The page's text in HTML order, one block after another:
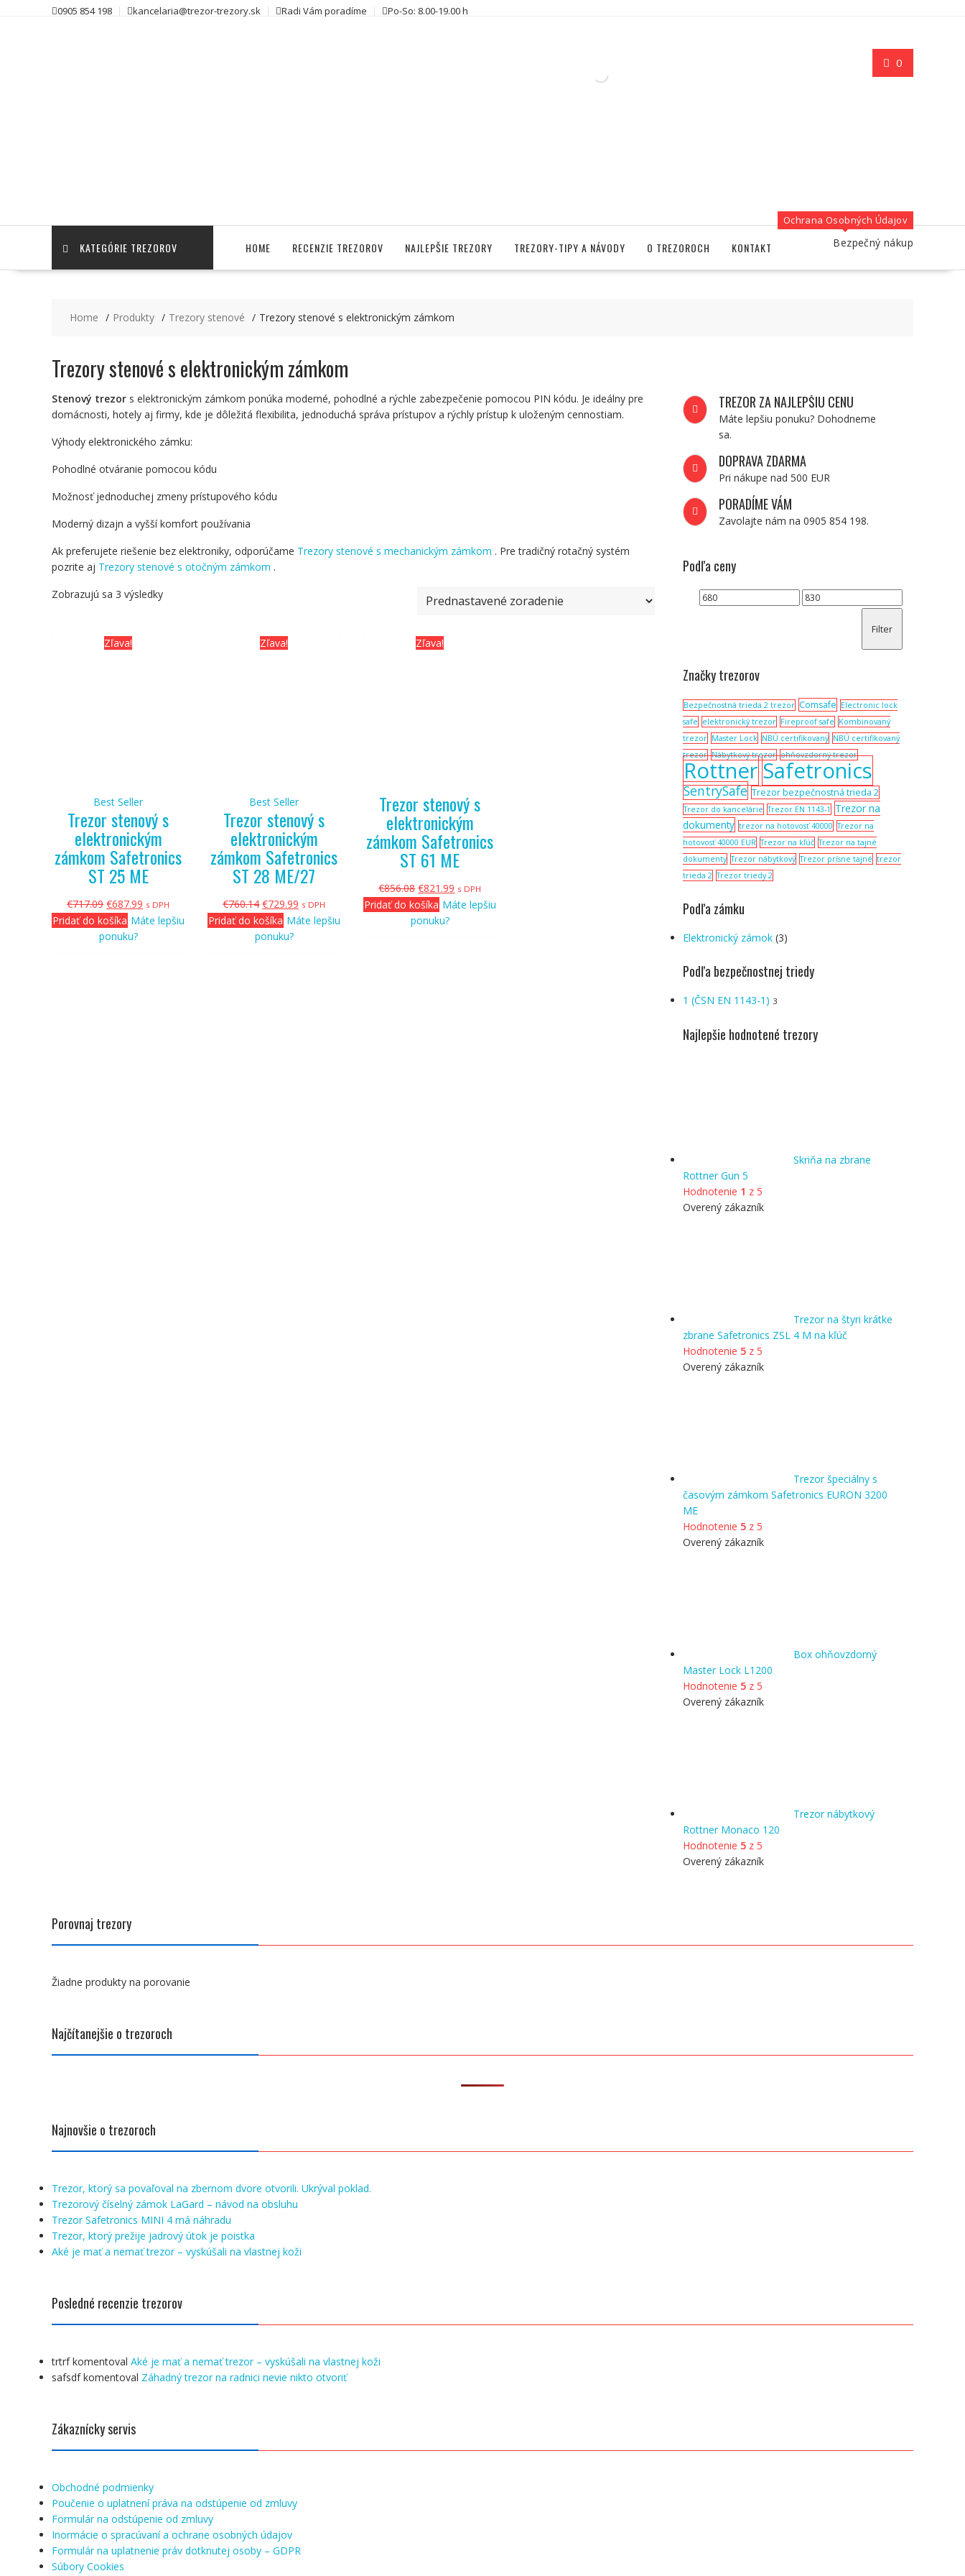
0905 854 198 kancelaria@trezor-trezory.sk Radi Vám poradíme Po-So: 8.00-19.00 h
0
KATEGÓRIE TREZOROV HOME RECENZIE TREZOROV NAJLEPŠIE TREZORY TREZORY-TIPY A NÁVODY O TREZOROCH KONTAKT
Ochrana Osobných Údajov
Bezpečný nákup
Home Produkty Trezory stenové Trezory stenové s elektronickým zámkom
Trezory stenové s elektronickým zámkom
Stenový trezor s elektronickým zámkom ponúka moderné, pohodlné a rýchle zabezpečenie pomocou PIN kódu. Je ideálny pre
domácnosti, hotely aj firmy, kde je dôležitá flexibilita, jednoduchá správa prístupov a rýchly prístup k uloženým cennostiam.
Výhody elektronického zámku:
Pohodlné otváranie pomocou kódu
Možnosť jednoduchej zmeny prístupového kódu
Moderný dizajn a vyšší komfort používania
Ak preferujete riešenie bez elektroniky, odporúčame Trezory stenové s mechanickým zámkom . Pre tradičný rotačný systém
pozrite aj Trezory stenové s otočným zámkom .
Zobrazujú sa 3 výsledky
Zľava!
Best Seller
Trezor stenový s
elektronickým
zámkom Safetronics
ST 25 ME
€717.09 Pôvodná
cena
bola:
€687.99 Aktuálna
cena
s DPH
Pridať do košíka Máte lepšiu
ponuku?
Zľava!
Best Seller
Trezor stenový s
elektronickým
zámkom Safetronics
ST 28 ME/27
€760.14Pôvodná
cena
bola:
€729.99 Aktuálna
cena
s DPH
Pridať do košíka Máte lepšiu
ponuku?
Zľava!
Trezor stenový s
elektronickým
zámkom Safetronics
ST 61 ME
€856.08Pôvodná
cena
bola:
€821.99 Aktuálna
cena
s DPH
Pridať do košíka Máte lepšiu
ponuku?
TREZOR ZA NAJLEPŠIU CENU
Máte lepšiu ponuku? Dohodneme
sa.
DOPRAVA ZDARMA
Pri nákupe nad 500 EUR
PORADÍME VÁM
Zavolajte nám na 0905 854 198.
Podľa ceny
Minimálna
Maximálna
Filter
Značky trezorov
Bezpečnostná trieda 2 trezor Comsafe Electronic lock
safe elektronický trezor Fireproof safe Kombinovaný
trezor Master Lock NBÚ certifikovaný NBÚ certifikovaný
trezor Nábytkový trezor ohňovzdorný trezor
RottnerSafetronics
SentrySafe Trezor bezpečnostná trieda 2
Trezor do kancelárie Trezor EN 1143-1
Trezor na
dokumenty trezor na hotovosť 40000 Trezor na
hotovosť 40000 EUR Trezor na kľúč Trezor na tajné
dokumenty Trezor nábytkový Trezor prísne tajné trezor
trieda 2 Trezor triedy 2
Podľa zámku
Elektronický zámok (3)
Podľa bezpečnostnej triedy
1 (ČSN EN 1143-1) 3
Najlepšie hodnotené trezory
Skriňa na zbrane
Rottner Gun 5
Hodnotenie 1 z 5
Overený zákazník
Trezor na štyri krátke
zbrane Safetronics ZSL 4 M na kľúč
Hodnotenie 5 z 5
Overený zákazník
Trezor špeciálny s
časovým zámkom Safetronics EURON 3200
ME
Hodnotenie 5 z 5
Overený zákazník
Box ohňovzdorný
Master Lock L1200
Hodnotenie 5 z 5
Overený zákazník
Trezor nábytkový
Rottner Monaco 120
Hodnotenie 5 z 5
Overený zákazník
Porovnaj trezory
Žiadne produkty na porovanie
Najčítanejšie o trezoroch
Najnovšie o trezoroch
Trezor, ktorý sa povaľoval na zbernom dvore otvorili. Ukrýval poklad.
Trezorový číselný zámok LaGard – návod na obsluhu
Trezor Safetronics MINI 4 má náhradu
Trezor, ktorý prežije jadrový útok je poistka
Aké je mať a nemať trezor – vyskúšali na vlastnej koži
Posledné recenzie trezorov
trtrfkomentoval Aké je mať a nemať trezor – vyskúšali na vlastnej koži
safsdfkomentoval Záhadný trezor na radnici nevie nikto otvoriť
Zákaznícky servis
Obchodné podmienky
Poučenie o uplatnení práva na odstúpenie od zmluvy
Formulár na odstúpenie od zmluvy
Inormácie o spracúvaní a ochrane osobných údajov
Formulár na uplatnenie práv dotknutej osoby – GDPR
Súbory Cookies